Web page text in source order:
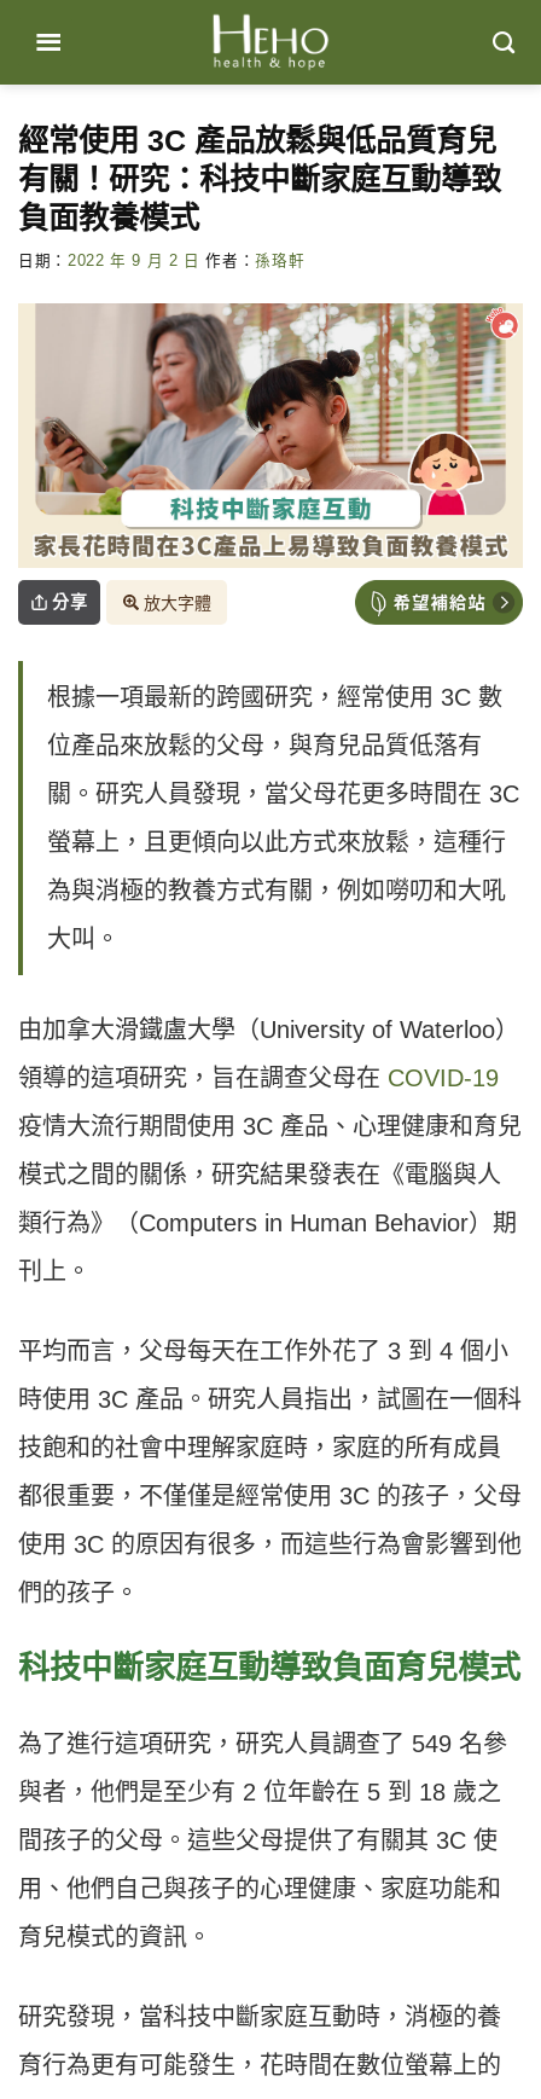
content
經常使用 3C 產品放鬆與低品質育兒
有關！研究：科技中斷家庭互動導致
負面教養模式
日期： 2022 年 9 月 2 日 作者：孫珞軒
分享 放大字體
根據一項最新的跨國研究，經常使用 3C 數
位產品來放鬆的父母，與育兒品質低落有
關。研究人員發現，當父母花更多時間在 3C
螢幕上，且更傾向以此方式來放鬆，這種行
為與消極的教養方式有關，例如嘮叨和大吼
大叫。
由加拿大滑鐵盧大學（University of Waterloo）
領導的這項研究，旨在調查父母在 COVID-19
疫情大流行期間使用 3C 產品、心理健康和育兒
模式之間的關係，研究結果發表在《電腦與人
類行為》（Computers in Human Behavior）期
刊上。
平均而言，父母每天在工作外花了 3 到 4 個小
時使用 3C 產品。研究人員指出，試圖在一個科
技飽和的社會中理解家庭時，家庭的所有成員
都很重要，不僅僅是經常使用 3C 的孩子，父母
使用 3C 的原因有很多，而這些行為會影響到他
們的孩子。
科技中斷家庭互動導致負面育兒模式
為了進行這項研究，研究人員調查了 549 名參
與者，他們是至少有 2 位年齡在 5 到 18 歲之
間孩子的父母。這些父母提供了有關其 3C 使
用、他們自己與孩子的心理健康、家庭功能和
育兒模式的資訊。
研究發現，當科技中斷家庭互動時，消極的養
育行為更有可能發生，花時間在數位螢幕上的